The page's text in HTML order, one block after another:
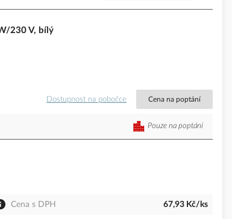
230 V, bílý
Dostupnost na pobočce Cena na poptání
Pouze na poptání
Cena s DPH 67,93 Kč/ks